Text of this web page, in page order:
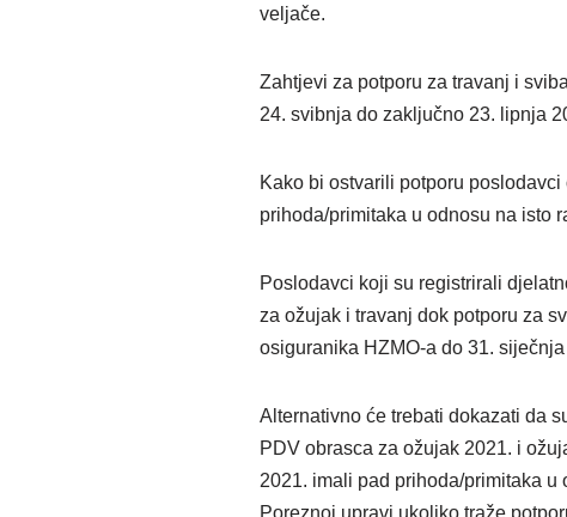
veljače.
Zahtjevi za potporu za travanj i
24. svibnja do zaključno 23. lipnja
Kako bi ostvarili potporu
prihoda/primitaka u odnosu na isto
Poslodavci koji su registrirali
za ožujak i travanj dok potporu za
osiguranika HZMO-a do 31.
Alternativno će trebati dokazati da
PDV obrasca za ožujak 2021. i
2021. imali pad prihoda/primitaka u
Poreznoj upravi ukoliko traže